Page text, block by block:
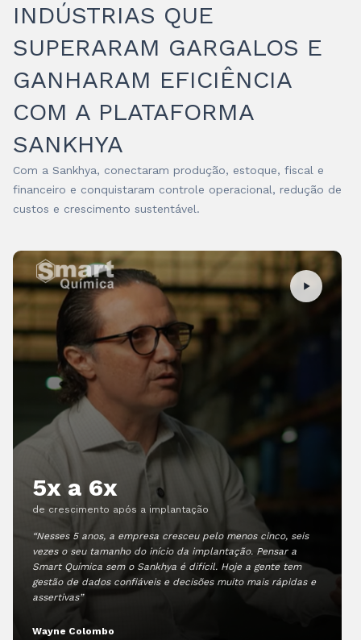
INDÚSTRIAS QUE
SUPERARAM GARGALOS E
GANHARAM EFICIÊNCIA
COM A PLATAFORMA
SANKHYA
Com a Sankhya, conectaram produção, estoque, fiscal e
financeiro e conquistaram controle operacional, redução de
custos e crescimento sustentável.
5x a 6x
de crescimento após a implantação
“Nesses 5 anos, a empresa cresceu pelo menos cinco, seis
vezes o seu tamanho do início da implantação. Pensar a
Smart Química sem o Sankhya é difícil. Hoje a gente tem
gestão de dados confiáveis e decisões muito mais rápidas e
assertivas”
Wayne Colombo